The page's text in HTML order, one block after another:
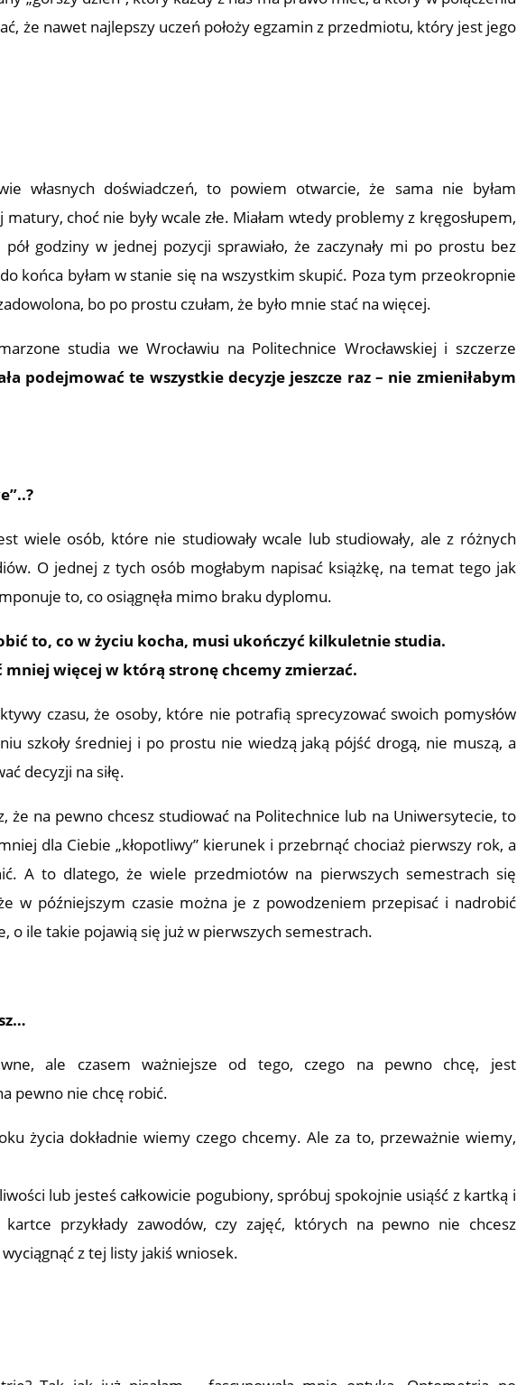
że nawet najlepszy uczeń położy egzamin z przedmiotu, który jest jego
własnych doświadczeń, to powiem otwarcie, że sama nie byłam
choć nie były wcale złe. Miałam wtedy problemy z kręgosłupem,
pół godziny w jednej pozycji sprawiało, że zaczynały mi po prostu bez
końca byłam w stanie się na wszystkim skupić. Poza tym przeokropnie
bo po prostu czułam, że było mnie stać na więcej.
studia we Wrocławiu na Politechnice Wrocławskiej i szczerze
podejmować te wszystkie decyzje jeszcze raz – nie zmieniłabym
wiele osób, które nie studiowały wcale lub studiowały, ale z różnych
O jednej z tych osób mogłabym napisać książkę, na temat tego jak
to, co osiągnęła mimo braku dyplomu.
to, co w życiu kocha, musi ukończyć kilkuletnie studia.
mniej więcej w którą stronę chcemy zmierzać.
czasu, że osoby, które nie potrafią sprecyzować swoich pomysłów
szkoły średniej i po prostu nie wiedzą jaką pójść drogą, nie muszą, a
decyzji na siłę.
że na pewno chcesz studiować na Politechnice lub na Uniwersytecie, to
dla Ciebie „kłopotliwy” kierunek i przebrnąć chociaż pierwszy rok, a
A to dlatego, że wiele przedmiotów na pierwszych semestrach się
w późniejszym czasie można je z powodzeniem przepisać i nadrobić
o ile takie pojawią się już w pierwszych semestrach.
ale czasem ważniejsze od tego, czego na pewno chcę, jest
pewno nie chcę robić.
życia dokładnie wiemy czego chcemy. Ale za to, przeważnie wiemy,
lub jesteś całkowicie pogubiony, spróbuj spokojnie usiąść z kartką i
przykłady zawodów, czy zajęć, których na pewno nie chcesz
z tej listy jakiś wniosek.